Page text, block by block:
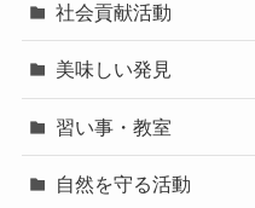
社会貢献活動
美味しい発見
習い事・教室
自然を守る活動